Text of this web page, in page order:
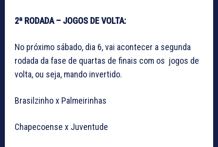
2ª RODADA – JOGOS DE VOLTA:
No próximo sábado, dia 6, vai acontecer a segunda
rodada da fase de quartas de finais com os jogos de
volta, ou seja, mando invertido.
Brasilzinho x Palmeirinhas
Chapecoense x Juventude